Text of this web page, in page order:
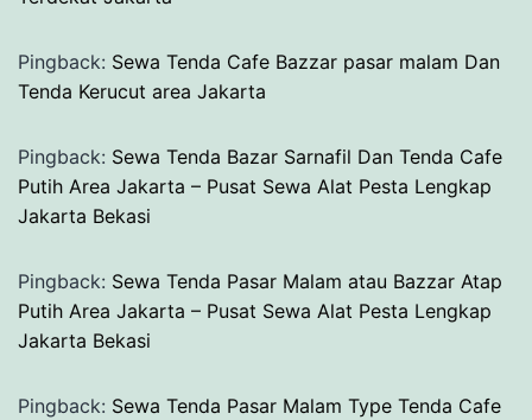
Pingback: Sewa Tenda Cafe Bazzar pasar malam Dan
Tenda Kerucut area Jakarta
Pingback: Sewa Tenda Bazar Sarnafil Dan Tenda Cafe
Putih Area Jakarta – Pusat Sewa Alat Pesta Lengkap
Jakarta Bekasi
Pingback: Sewa Tenda Pasar Malam atau Bazzar Atap
Putih Area Jakarta – Pusat Sewa Alat Pesta Lengkap
Jakarta Bekasi
Pingback: Sewa Tenda Pasar Malam Type Tenda Cafe